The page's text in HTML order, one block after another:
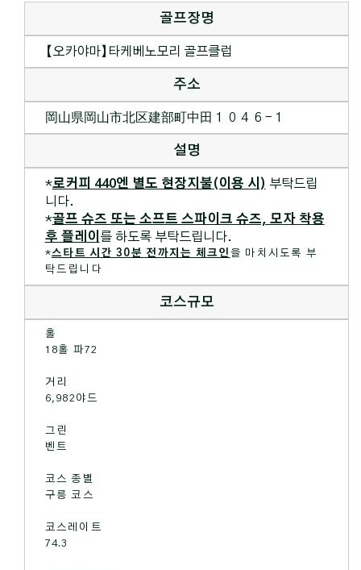
골프장명
【오카야마】타케베노모리 골프클럽
주소
岡山県岡山市北区建部町中田１０４６−１
설명
*로커피 440엔 별도 현장지불(이용 시) 부탁드립
니다.
*골프 슈즈 또는 소프트 스파이크 슈즈, 모자 착용
후 플레이 를 하도록 부탁드립니다.
*스타트 시간 30분 전까지는 체크인 을 마치시도록 부
탁드립니다
코스규모
홀
18홀 파72
거리
6,982야드
그린
벤트
코스 종별
구릉 코스
코스레이트
74.3